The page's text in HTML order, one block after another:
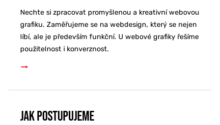
Nechte si zpracovat promyšlenou a kreativní webovou
grafiku. Zaměřujeme se na webdesign, který se nejen
líbí, ale je především funkční. U webové grafiky řešíme
použitelnost i konverznost.
Jak postupujeme